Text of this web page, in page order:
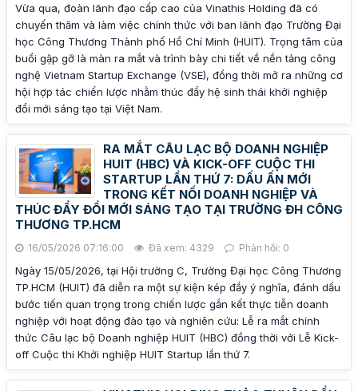
Vừa qua, đoàn lãnh đạo cấp cao của Vinathis Holding đã có
chuyến thăm và làm việc chính thức với ban lãnh đạo Trường Đại
học Công Thương Thành phố Hồ Chí Minh (HUIT). Trọng tâm của
buổi gặp gỡ là màn ra mắt và trình bày chi tiết về nền tảng công
nghệ Vietnam Startup Exchange (VSE), đồng thời mở ra những cơ
hội hợp tác chiến lược nhằm thúc đẩy hệ sinh thái khởi nghiệp
đổi mới sáng tạo tại Việt Nam.
RA MẮT CÂU LẠC BỘ DOANH NGHIỆP
HUIT (HBC) VÀ KICK-OFF CUỘC THI
STARTUP LẦN THỨ 7: DẤU ẤN MỚI
TRONG KẾT NỐI DOANH NGHIỆP VÀ
THÚC ĐẨY ĐỔI MỚI SÁNG TẠO TẠI TRƯỜNG ĐH CÔNG
THƯƠNG TP.HCM
16/05/2026 07:16:00 Đã xem: 4329 Phản hồi: 0
Ngày 15/05/2026, tại Hội trường C, Trường Đại học Công Thương
TP.HCM (HUIT) đã diễn ra một sự kiện kép đầy ý nghĩa, đánh dấu
bước tiến quan trọng trong chiến lược gắn kết thực tiễn doanh
nghiệp với hoạt động đào tạo và nghiên cứu: Lễ ra mắt chính
thức Câu lạc bộ Doanh nghiệp HUIT (HBC) đồng thời với Lễ Kick-
off Cuộc thi Khởi nghiệp HUIT Startup lần thứ 7.